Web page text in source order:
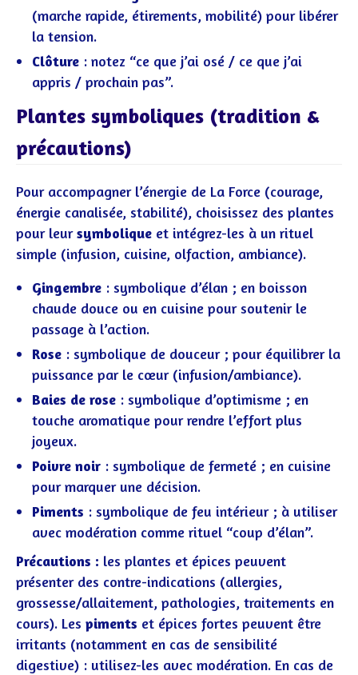
(marche rapide, étirements, mobilité) pour libérer
la tension.
Clôture : notez “ce que j’ai osé / ce que j’ai
appris / prochain pas”.
Plantes symboliques (tradition &
précautions)
Pour accompagner l’énergie de La Force (courage,
énergie canalisée, stabilité), choisissez des plantes
pour leursymbolique et intégrez-les à un rituel
simple (infusion, cuisine, olfaction, ambiance).
Gingembre : symbolique d’élan ; en boisson
chaude douce ou en cuisine pour soutenir le
passage à l’action.
Rose : symbolique de douceur ; pour équilibrer la
puissance par le cœur (infusion/ambiance).
Baies de rose : symbolique d’optimisme ; en
touche aromatique pour rendre l’effort plus
joyeux.
Poivre noir : symbolique de fermeté ; en cuisine
pour marquer une décision.
Piments : symbolique de feu intérieur ; à utiliser
avec modération comme rituel “coup d’élan”.
Précautions : les plantes et épices peuvent
présenter des contre-indications (allergies,
grossesse/allaitement, pathologies, traitements en
cours). Les piments et épices fortes peuvent être
irritants (notamment en cas de sensibilité
digestive) : utilisez-les avec modération. En cas de